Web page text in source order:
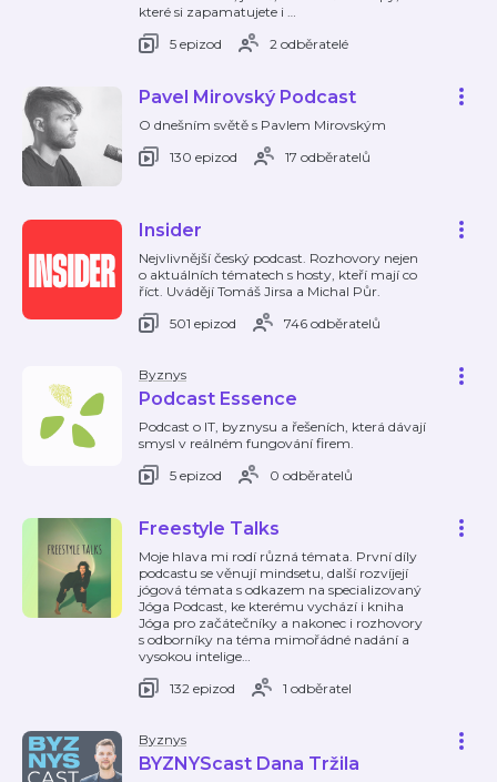
které si zapamatujete i …
5 epizod
2 odběratelé
Pavel Mirovský Podcast
O dnešním světě s Pavlem Mirovským
130 epizod
17 odběratelů
Insider
Nejvlivnější český podcast. Rozhovory nejen
o aktuálních tématech s hosty, kteří mají co
říct. Uvádějí Tomáš Jirsa a Michal Půr.
501 epizod
746 odběratelů
Byznys
Podcast Essence
Podcast o IT, byznysu a řešeních, která dávají
smysl v reálném fungování firem.
5 epizod
0 odběratelů
Freestyle Talks
Moje hlava mi rodí různá témata. První díly
podcastu se věnují mindsetu, další rozvíjejí
jógová témata s odkazem na specializovaný
Jóga Podcast, ke kterému vychází i kniha
Jóga pro začátečníky a nakonec i rozhovory
s odborníky na téma mimořádné nadání a
vysokou intelige…
132 epizod
1 odběratel
Byznys
BYZNYScast Dana Tržila